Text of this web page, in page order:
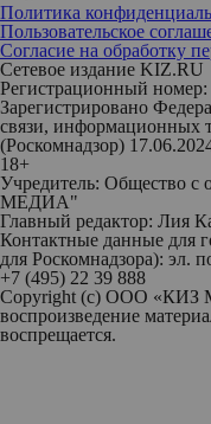
Политика
Пользовательское
Согласие на обработку
Сетевое издание KIZ.RU
Регистрационный
Зарегистрировано
связи, информационных
(Роскомнадзор)
18+
Учредитель: Общество с
МЕДИА"
Главный редактор: Лия
Контактные данные для
для Роскомнадзора): эл.
+7 (495) 22 39 888
Copyright (с) ООО «КИЗ
воспроизведение
воспрещается.